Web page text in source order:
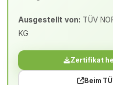
Ausgestellt von: TÜV
KG
Zertifikat
Beim